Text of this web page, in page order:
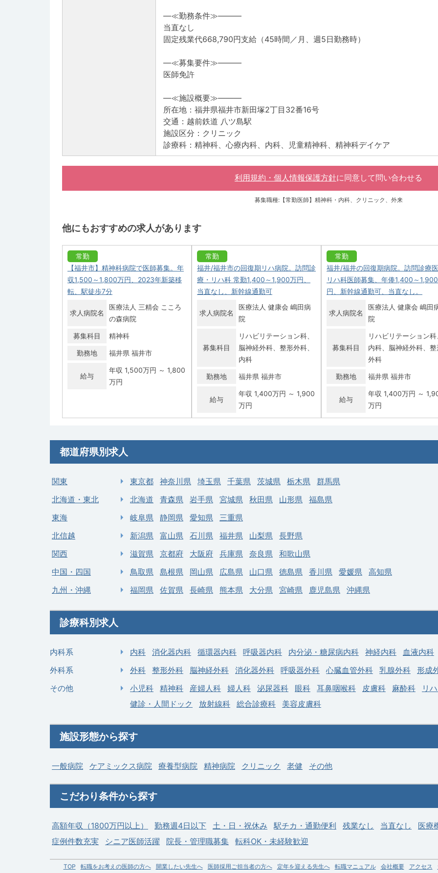
―≪勤務条件≫―――
当直なし
固定残業代668,790円支給（45時間／月、週5日勤務時）
―≪募集要件≫―――
医師免許
―≪施設概要≫―――
所在地：福井県福井市新田塚2丁目32番16号
交通：越前鉄道 八ツ島駅
施設区分：クリニック
診療科：精神科、心療内科、内科、児童精神科、精神科デイケア
利用規約・個人情報保護方針に同意して 問い合わせる
募集職種:【常勤医師】精神科・内科、クリニック、外来
他にもおすすめの求人があります
常勤
【福井市】精神科病院で医師募集。年
収1,500～1,800万円、2023年新築移
転、駅徒歩7分
求人病院名
医療法人 三精会 こころ
の森病院
募集科目 精神科
勤務地 福井県 福井市
給与
年収 1,500万円 ～ 1,800
万円
常勤
福井/福井市の回復期リハ病院。訪問診
療・リハ科 常勤1,400～1,900万円、
当直なし、新幹線通勤可
求人病院名
医療法人 健康会 嶋田病
院
募集科目
リハビリテーション科
脳神経外科
整形外科
内科
勤務地 福井県 福井市
給与
年収 1,400万円 ～ 1,900
万円
常勤
福井/福井の回復期病院。訪問診療医
リハ科医師募集、年俸1,400～
円、新幹線通勤可、当直なし。
求人病院名
医療法人 健康会 嶋田
院
募集科目
リハビリテーション科
内科
脳神経外科
整
外科
勤務地 福井県 福井市
給与
年収 1,400万円 ～
万円
都道府県別求人
関東 東京都 神奈川県 埼玉県 千葉県 茨城県 栃木県
群馬県
北海道・東北
北海道 青森県 岩手県 宮城県 秋田県 山形県
福島県
東海
岐阜県 静岡県 愛知県
三重県
北信越
新潟県 富山県 石川県 福井県 山梨県
長野県
関西
滋賀県 京都府 大阪府 兵庫県 奈良県
和歌山県
中国・四国
鳥取県 島根県 岡山県 広島県 山口県 徳島県 香川県 愛媛県
高知県
九州・沖縄
福岡県 佐賀県 長崎県 熊本県 大分県 宮崎県 鹿児島県 沖縄県
診療科別求人
内科系 内科 消化器内科 循環器内科 呼吸器内科 内分泌・糖尿病内科 神経内科 血液内科
外科系
外科 整形外科 脳神経外科 消化器外科 呼吸器外科 心臓血管外科 乳腺外科 形成
その他
小児科 精神科 産婦人科 婦人科 泌尿器科 眼科 耳鼻咽喉科 皮膚科 麻酔科 リ
健診・人間ドック
放射線科 総合診療科 美容皮膚科
施設形態から探す
一般病院 ケアミックス病院 療養型病院 精神病院 クリニック 老健 その他
こだわり条件から探す
高額年収（1800万円以上） 勤務週4日以下 土・日・祝休み 駅チカ・通勤便利 残業なし 当直なし 医療
症例件数充実
シニア医師活躍 院長・管理職募集 転科OK・未経験歓迎
TOP 転職をお考えの医師の方へ 開業したい先生へ 医師採用ご担当者の方へ 定年を迎える先生へ 転職マニュアル 会社概要 アクセス